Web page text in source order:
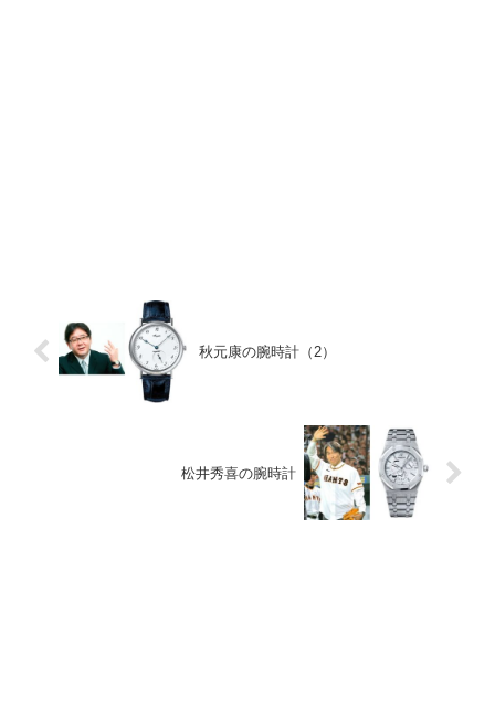
秋元康の腕時計（2）
松井秀喜の腕時計